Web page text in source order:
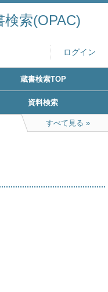
索(OPAC)
ログイン
蔵書検索TOP
資料検索
すべて見る